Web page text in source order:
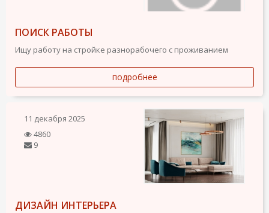
ПОИСК РАБОТЫ
Ищу работу на стройке разнорабочего с проживанием
подробнее
11 декабря 2025
4860
9
ДИЗАЙН ИНТЕРЬЕРА